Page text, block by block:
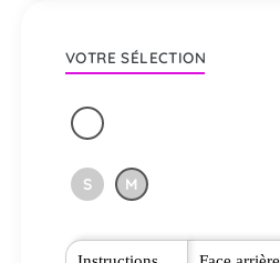
VOTRE SÉLECTION
S M